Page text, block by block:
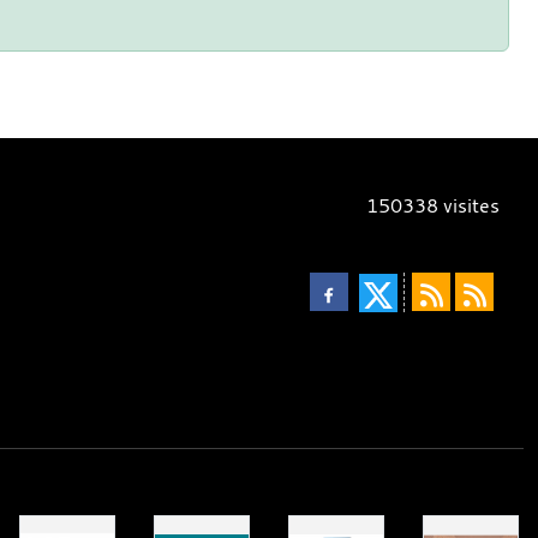
150338 visites